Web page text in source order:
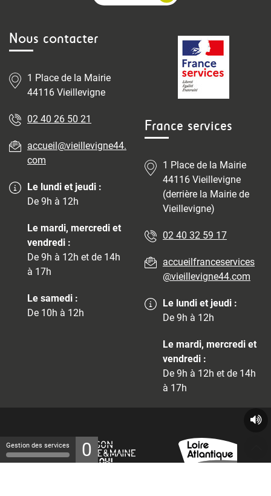
Nous contacter
1 Place de la Mairie
44116 Vieillevigne
02 40 26 50 21
accueil@vieillevigne44.
com
Le lundi et jeudi :
De 9h à 12h
Le mardi, mercredi et
vendredi :
De 9h à 12h et de 14h
à 17h
Le samedi :
De 10h à 12h
France services
1 Place de la Mairie
44116 Vieillevigne
(derrière la Mairie de
Vieillevigne)
02 40 32 59 17
accueilfranceservices
@vieillevigne44.com
Le lundi et jeudi :
De 9h à 12h
Le mardi, mercredi et
vendredi :
De 9h à 12h et de 14h
à 17h
Gestion des services 0